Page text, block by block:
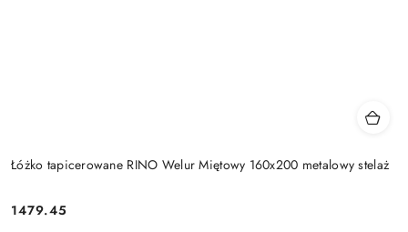
Łóżko tapicerowane RINO Welur Miętowy 160x200 metalowy stelaż
Cena:
1479.45